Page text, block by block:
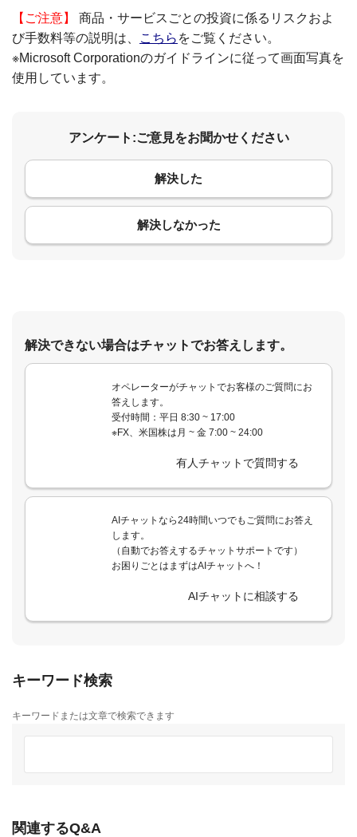
【ご注意】
商品・サービスごとの投資に係るリスクおよ
び手数料等の説明は、
こちら をご覧ください。
※Microsoft Corporationのガイドラインに従って画面写真を
使用しています。
アンケート:ご意見をお聞かせください
解決した
解決しなかった
コメント
解決できない場合はチャットでお答えします。
オペレーターがチャットでお客様のご質問にお
答えします。
受付時間：平日 8:30 ~ 17:00
※FX、米国株は月 ~ 金 7:00 ~ 24:00
有人チャットで質問する
AIチャットなら24時間いつでもご質問にお答え
します。
（自動でお答えするチャットサポートです）
お困りごとはまずはAIチャットへ！
AIチャットに相談する
キーワード検索
キーワードまたは文章で検索できます
関連するQ&A